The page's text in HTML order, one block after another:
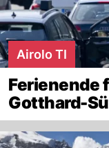
Airolo TI
Ferienende
Gotthard-